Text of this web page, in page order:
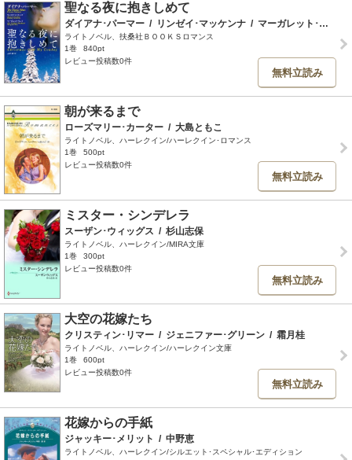
聖なる夜に抱きしめて
ダイアナ･パーマー / リンゼイ･マッケンナ / マーガレット･ウェイ
ライトノベル、扶桑社ＢＯＯＫＳロマンス
1巻
840pt
レビュー投稿数0件
無料立読み
朝が来るまで
ローズマリー･カーター / 大島ともこ
ライトノベル、ハーレクイン/ハーレクイン･ロマンス
1巻
500pt
レビュー投稿数0件
無料立読み
ミスター・シンデレラ
スーザン･ウィッグス / 杉山志保
ライトノベル、ハーレクイン/MIRA文庫
1巻
300pt
レビュー投稿数0件
無料立読み
大空の花嫁たち
クリスティン･リマー / ジェニファー･グリーン / 霜月桂
ライトノベル、ハーレクイン/ハーレクイン文庫
1巻
600pt
レビュー投稿数0件
無料立読み
花嫁からの手紙
ジャッキー･メリット / 中野恵
ライトノベル、ハーレクイン/シルエット･スペシャル･エディション